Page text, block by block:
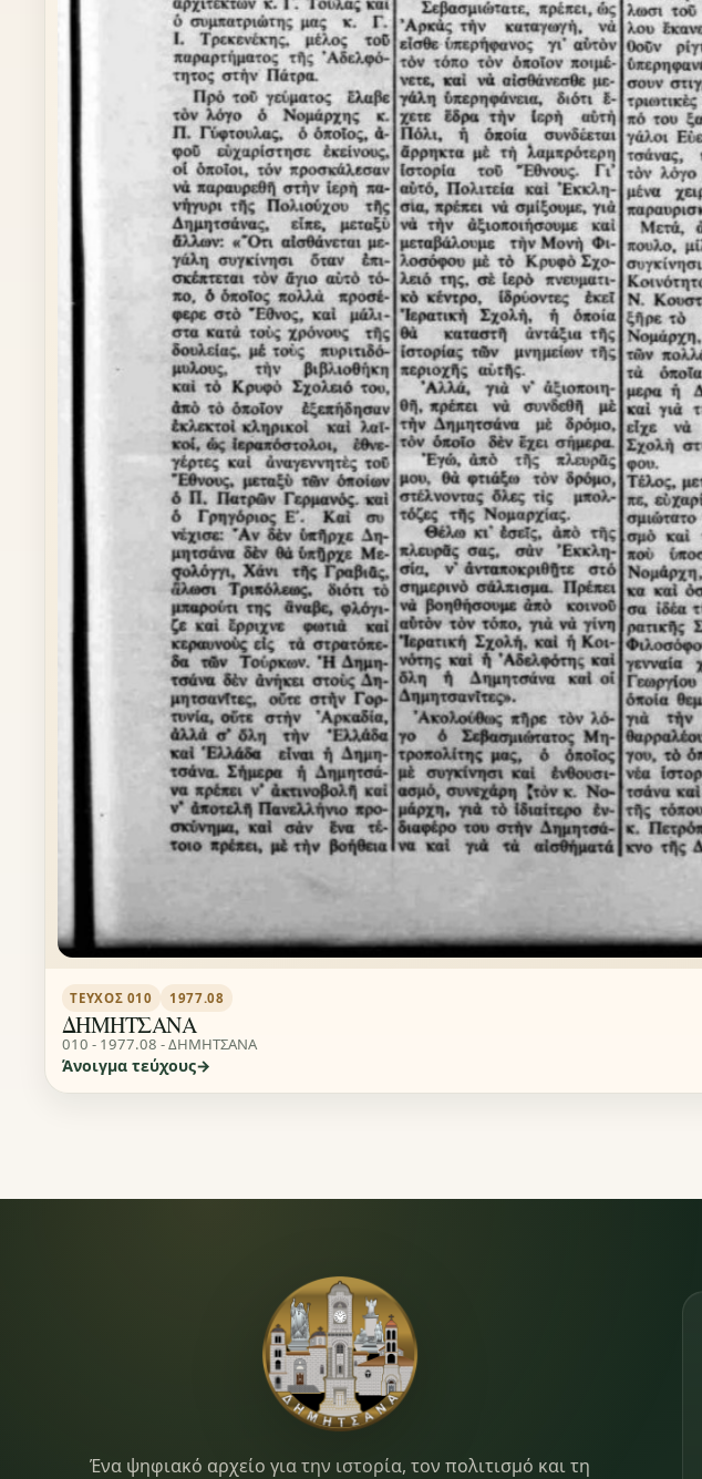
ΤΕΎΧΟΣ 010 1977.08
ΔΗΜΗΤΣΑΝΑ
010 - 1977.08 - ΔΗΜΗΤΣΑΝΑ
Άνοιγμα τεύχους
Ένα ψηφιακό αρχείο για την ιστορία, τον πολιτισμό και τη